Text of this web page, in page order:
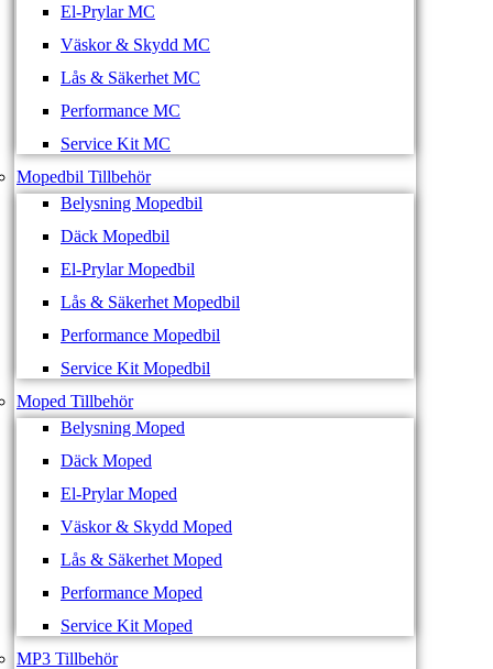
El-Prylar MC
Väskor & Skydd MC
Lås & Säkerhet MC
Performance MC
Service Kit MC
Mopedbil Tillbehör
Belysning Mopedbil
Däck Mopedbil
El-Prylar Mopedbil
Lås & Säkerhet Mopedbil
Performance Mopedbil
Service Kit Mopedbil
Moped Tillbehör
Belysning Moped
Däck Moped
El-Prylar Moped
Väskor & Skydd Moped
Lås & Säkerhet Moped
Performance Moped
Service Kit Moped
MP3 Tillbehör